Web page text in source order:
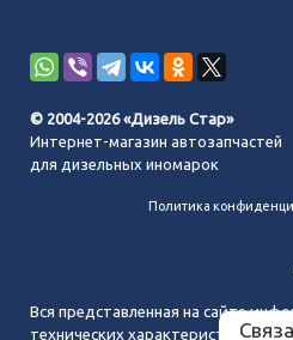
© 2004-2026 «Дизель Стар»
Интернет-магазин автозапчастей
для дизельных иномарок
Политика
Вся представленная на сайте
технических характеристик,